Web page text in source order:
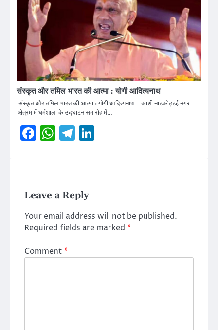
संस्कृत और तमिल भारत की आत्मा : योगी आदित्यनाथ
संस्कृत और तमिल भारत की आत्मा : योगी आदित्यनाथ – काशी नाटकोट्टई नगर
क्षेत्रम में धर्मशाला के उद्घाटन समारोह में…
Facebook
WhatsApp
Telegram
Leave a Reply
Your email address will not be published.
Required fields are marked *
Comment*